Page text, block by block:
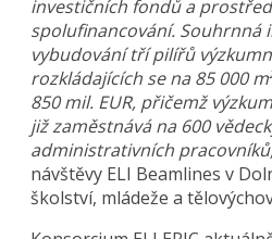
investičních fondů a
spolufinancování. Souhrnná
vybudování tří pilířů
rozkládajících se na 85 000 m
850 mil. EUR, přičemž
již zaměstnává na 600
administrativních
návštěvy ELI Beamlines v
školství, mládeže a